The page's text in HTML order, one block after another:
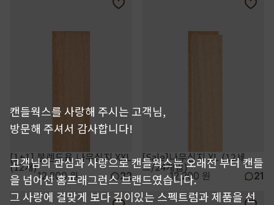
[1+1] 블렌드용 나무심지 XXL
(12개)
12,200 원 22
[Sale]나무심지 XL (12세
트/24개입)
12,200 원 21
캔들웍스를 사랑해 주시는 고객님,
방문해 주셔서 감사합니다!
고객님의 관심과 사랑으로 캔들웍스는 오래전 부터 캔들
을 넘어선 홈프래그런스 브랜드였습니다.
그 사랑에 걸맞게 보다 깊이있는 스펙트럼과 제품을 선